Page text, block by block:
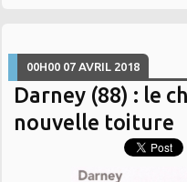
00H00 07 AVRIL 2018
Darney (88) : le
nouvelle toiture